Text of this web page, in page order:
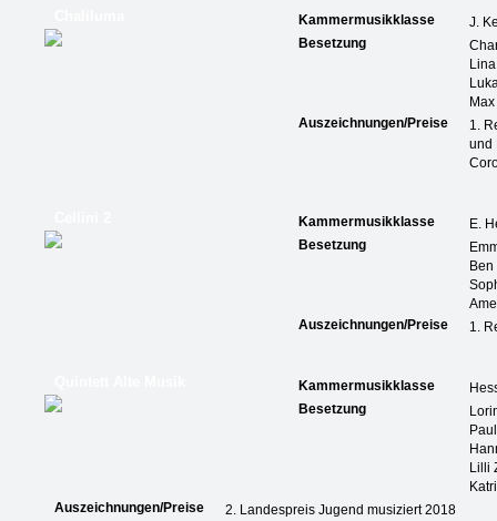
Kammermusikklasse
J.
Besetzung
Auszeichnungen/Preise
1.
und
Kammermusikklasse
E.
Besetzung
Ben
Auszeichnungen/Preise
1.
Kammermusikklasse
Besetzung
Lilli
Auszeichnungen/Preise
2. Landespreis Jugend musiziert 2018